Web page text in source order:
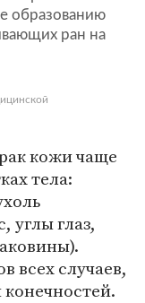
образованию
ран на
кожи чаще
тела:
углы глаз,
всех случаев,